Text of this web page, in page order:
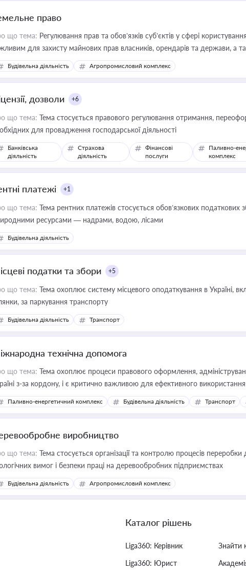
право
що тема: Регулювання прав та обов’язків суб’єктів у сфері
для захисту майнових прав власників, орендарів та держави, а
Будівельна діяльність Агропромисловий комплекс
дозволи +6
що тема: Тема стосується правового регулювання отримання,
для провадження господарської діяльності
Банківська
діяльність
Страхова
діяльність
Фінансові
послуги
Паливно-
комплекс
платежі +1
що тема: Тема рентних платежів стосується обов’язкових податкових
ресурсами — надрами, водою, лісами
Будівельна діяльність
податки та збори +5
що тема: Тема охоплює систему місцевого оподаткування в Україні,
ділянки, за паркування транспорту
Будівельна діяльність Транспорт
технічна допомога
що тема: Тема охоплює процеси правового оформлення,
з-за кордону, і є критично важливою для ефективного
проєктів
Паливно-енергетичний комплекс Будівельна діяльність Транспорт
виробництво
що тема: Тема стосується організації та контролю процесів
вимог і безпеки праці на деревообробних підприємствах
Будівельна діяльність Агропромисловий комплекс
Каталог рішень
Liga360: Керівник
Liga360: Юрист
Знайти